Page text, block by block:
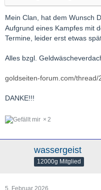
Mein Clan, hat dem Wunsch
Aufgrund eines Kampfes mit
Termine, leider erst etwas
Alles bzgl.
goldseiten-forum.com/thread/
DANKE!!!
2
wassergeist
12000g Mitglied
5. Februar 2026